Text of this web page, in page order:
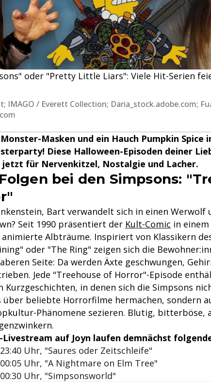
oder "Pretty Little Liars": Viele Hit-Serien
IMAGO / Everett Collection; Daria_stock.adobe.com;
Masken und ein Hauch Pumpkin Spice
Diese Halloween-Episoden deiner
jetzt für Nervenkitzel, Nostalgie und Lacher.
bei den Simpsons:
Bart verwandelt sich in einen Werwolf
Seit 1990 präsentiert der Kult-Comic in
Albträume. Inspiriert von Klassikern
oder "The Ring" zeigen sich die
Seite: Da werden Äxte geschwungen,
Jede "Treehouse of Horror"-Episode
Kurzgeschichten, in denen sich die Simpsons
über beliebte Horrorfilme hermachen, sondern
Phänomene sezieren. Blutig, bitterböse,
Livestream auf Joyn laufen demnächst
23:40 Uhr, "Saures oder Zeitschleife"
Uhr, "A Nightmare on Elm Tree"
Uhr, "Simpsonsworld"